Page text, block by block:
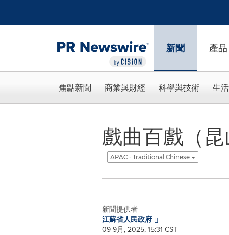
新聞 產品
焦點新聞 商業與財經 科學與技術 生
戲曲百戲（
APAC - Traditional Chinese
新聞提供者
江蘇省人民政府
09 9月, 2025, 15:31 CST